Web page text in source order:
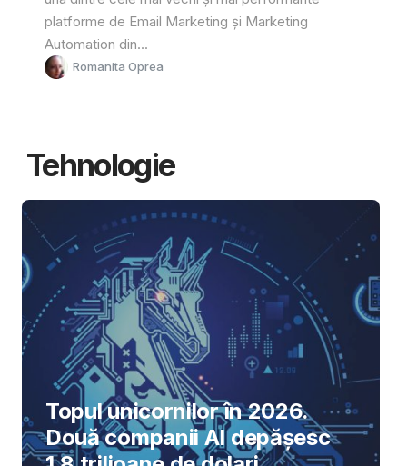
platforme de Email Marketing și Marketing
Automation din...
Romanita Oprea
Tehnologie
Topul unicornilor în 2026.
Două companii AI depășesc